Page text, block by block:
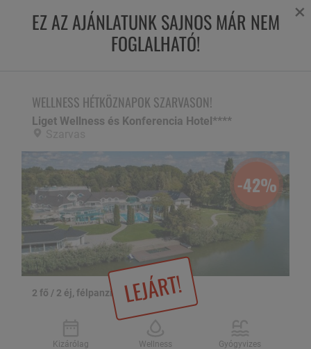
WELLNESS HÉTKÖZNAPOK SZARVASON!
2 fő / 2 éj, félpanzióval
EZ AZ AJÁNLATUNK SAJNOS MÁR NEM
FOGLALHATÓ!
×
LEJÁRT!
WELLNESS HÉTKÖZNAPOK SZARVASON!
Liget Wellness és Konferencia Hotel****
-42%
2 fő / 2 éj, félpanzióval
Kizárólag
Wellness
Gyógyvizes